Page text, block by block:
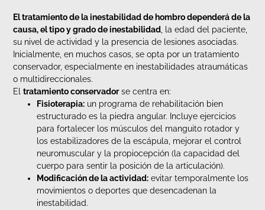
El tratamiento de la inestabilidad de hombro dependerá de la
causa, el tipo y grado de inestabilidad , la edad del paciente,
su nivel de actividad y la presencia de lesiones asociadas.
Inicialmente, en muchos casos, se opta por un tratamiento
conservador, especialmente en inestabilidades atraumáticas
o multidireccionales.
Eltratamiento conservadorse centra en:
Fisioterapia: un programa de rehabilitación bien
estructurado es la piedra angular. Incluye ejercicios
para fortalecer los músculos del manguito rotador y
los estabilizadores de la escápula, mejorar el control
neuromuscular y la propiocepción (la capacidad del
cuerpo para sentir la posición de la articulación).
Modificación de la actividad: evitar temporalmente los
movimientos o deportes que desencadenan la
inestabilidad.